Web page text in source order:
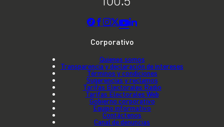
Corporativo
Quienes somos
Transparencia y declaración de intereses
Términos y condiciones
Sugerencias y reclamos
Tarifas Electorales Radio
Tarifas Electorales Web
Gobierno corporativo
Equipo informativo
Contáctenos
Canal de denuncias